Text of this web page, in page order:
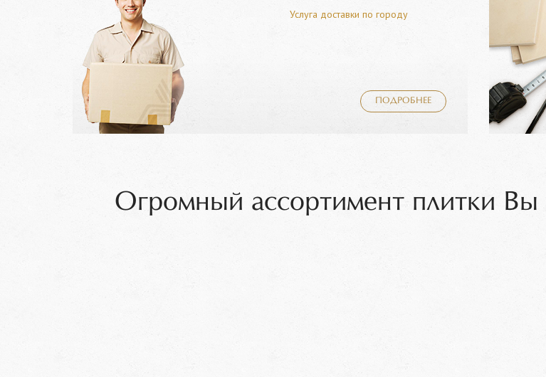
Услуга доставки по городу
ПОДРОБНЕЕ
Огромный ассортимент плитки Вы